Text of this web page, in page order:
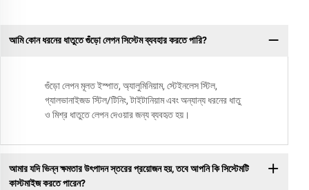
আমি কোন ধরনের ধাতুতে গুঁড়ো লেপন সিস্টেম ব্যবহার করতে পারি?
গুঁড়ো লেপন মূলত ইস্পাত, অ্যালুমিনিয়াম, স্টেইনলেস স্টিল,
গ্যালভানাইজড স্টিল/টিনিং, টাইটানিয়াম এবং অন্যান্য ধরনের ধাতু
ও মিশ্র ধাতুতে লেপন দেওয়ার জন্য ব্যবহৃত হয়।
আমার যদি ভিন্ন ক্ষমতার উৎপাদন স্তরের প্রয়োজন হয়, তবে আপনি কি সিস্টেমটি
কাস্টমাইজ করতে পারেন?